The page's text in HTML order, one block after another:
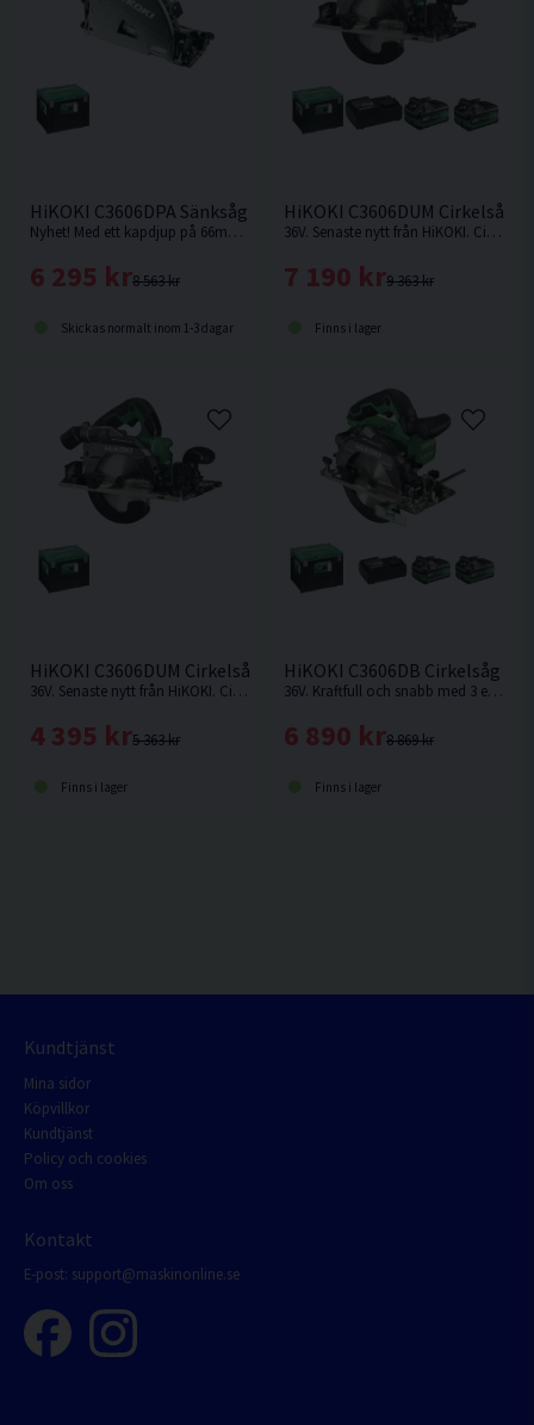
HiKOKI C3606DPA Sänksåg 36V 165mm
Nyhet! Med ett kapdjup på 66mm med skena vid 90° är denna sänksåg från HiKOKI Powertools väl värd en plats i maskinparken. Levereras utan batteri & laddare.
8 563 kr
6 295 kr
Skickas normalt inom 1-3 dagar
HiKOKI C3606DUM Cirkelsåg
36V. Senaste nytt från HiKOKI. Cirkelsåg som kan fästas på skena.
9 363 kr
7 190 kr
Finns i lager
HiKOKI C3606DUM Cirkelsåg 165mm 36V
36V. Senaste nytt från HiKOKI. Cirkelsåg som kan fästas på skena. Levereras utan batteri och laddare.
5 363 kr
4 395 kr
Finns i lager
HiKOKI C3606DB Cirkelsåg
36V. Kraftfull och snabb med 3 effektlägen: Silent (låg ljudnivå), Medium (mjukt avslut med konstant varvtal) och High-mode (snabb kapning).
8 869 kr
6 890 kr
Finns i lager
Kundtjänst
Mina sidor
Köpvillkor
Kundtjänst
Policy och cookies
Om oss
Kontakt
E-post: support@maskinonline.se